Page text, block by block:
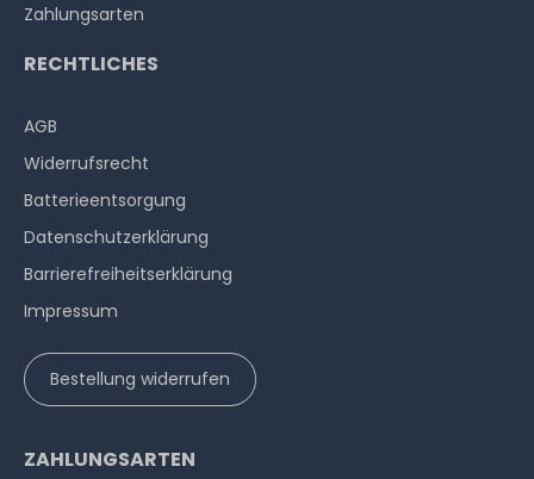
Zahlungsarten
RECHTLICHES
AGB
Widerrufs­recht
Batterieentsorgung
Datenschutzerklärung
Barrierefreiheitserklärung
Impressum
Bestellung widerrufen
ZAHLUNGSARTEN